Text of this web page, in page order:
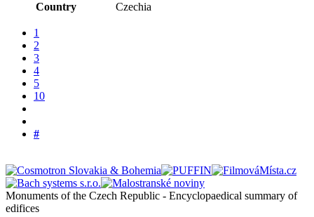
Country
Czechia
1
2
3
4
5
10
#
Monuments of the Czech Republic - Encyclopaedical summary of